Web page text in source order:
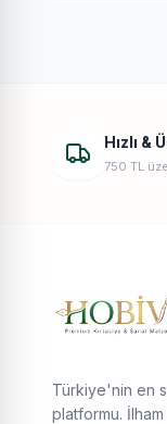
Hızlı &
750 TL
Türkiye'nin en
platformu. İlham